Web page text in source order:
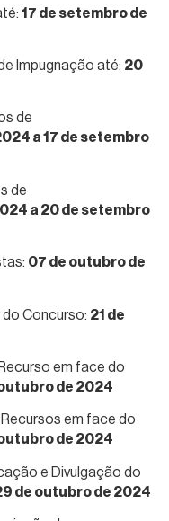
17 de setembro de
Impugnação até: 20
de
a 17 de setembro
de
a 20 de setembro
07 de outubro de
Concurso: 21 de
em face do
de 2024
em face do
de 2024
e Divulgação do
de outubro de 2024